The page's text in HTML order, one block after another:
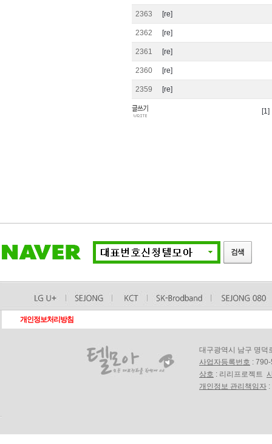
2363 [re]
2362 [re]
2361 [re]
2360 [re]
2359 [re]
[1]
개인정보처리방침
대구광역시 남구 명
사업자등록번호 :
상호 : 리리프로젝트
개인정보 관리책임자